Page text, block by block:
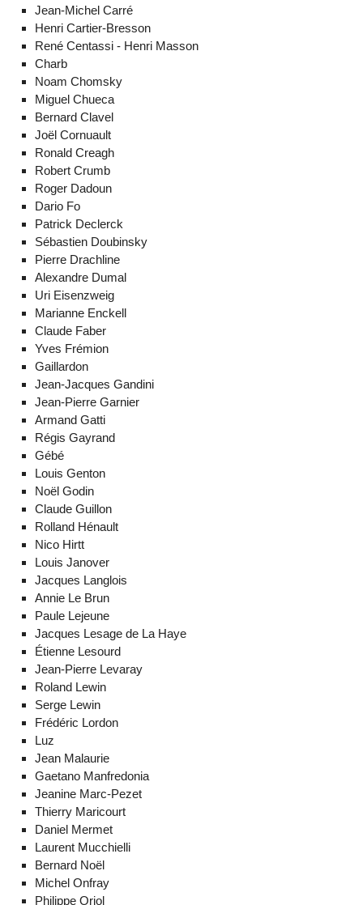
Jean-Michel Carré
Henri Cartier-Bresson
René Centassi - Henri Masson
Charb
Noam Chomsky
Miguel Chueca
Bernard Clavel
Joël Cornuault
Ronald Creagh
Robert Crumb
Roger Dadoun
Dario Fo
Patrick Declerck
Sébastien Doubinsky
Pierre Drachline
Alexandre Dumal
Uri Eisenzweig
Marianne Enckell
Claude Faber
Yves Frémion
Gaillardon
Jean-Jacques Gandini
Jean-Pierre Garnier
Armand Gatti
Régis Gayrand
Gébé
Louis Genton
Noël Godin
Claude Guillon
Rolland Hénault
Nico Hirtt
Louis Janover
Jacques Langlois
Annie Le Brun
Paule Lejeune
Jacques Lesage de La Haye
Étienne Lesourd
Jean-Pierre Levaray
Roland Lewin
Serge Lewin
Frédéric Lordon
Luz
Jean Malaurie
Gaetano Manfredonia
Jeanine Marc-Pezet
Thierry Maricourt
Daniel Mermet
Laurent Mucchielli
Bernard Noël
Michel Onfray
Philippe Oriol